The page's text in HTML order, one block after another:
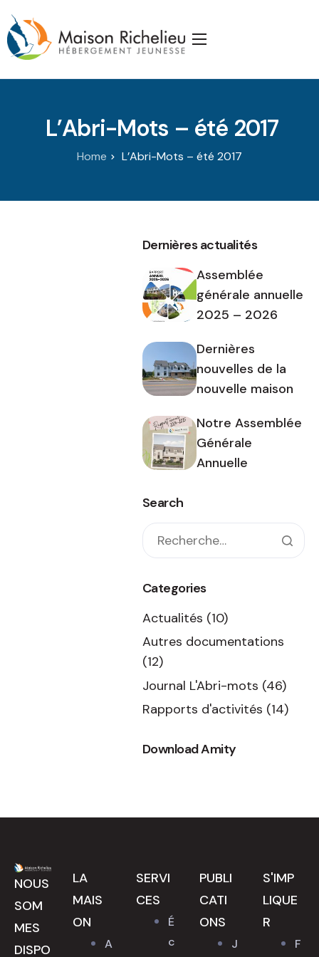
Accueil
Services
Publications
L’Abri-Mots – été 2017
Home L’Abri-Mots – été 2017
Dernières actualités
Assemblée
générale annuelle
2025 – 2026
Dernières
nouvelles de la
nouvelle maison
Notre Assemblée
Générale
Annuelle
Search
Categories
Actualités (10)
Autres documentations
(12)
Journal L'Abri-mots (46)
Rapports d'activités (14)
Download Amity
NOUS
SOM
MES
DISPO
LA
MAIS
ON
A
SERVI
CES
É
c
PUBLI
CATI
ONS
J
S'IMP
LIQUE
R
F